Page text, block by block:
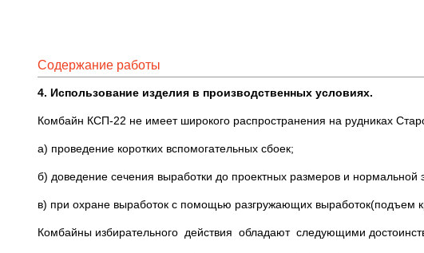
Содержание работы
4. Использование изделия в производственных условиях.
Комбайн КСП-22 не имеет широкого распространения на рудниках
а) проведение коротких вспомогательных сбоек;
б) доведение сечения выработки до проектных размеров и нормальной
в) при охране выработок с помощью разгружающих выработок(подъем
Комбайны избирательного действия обладают следующими